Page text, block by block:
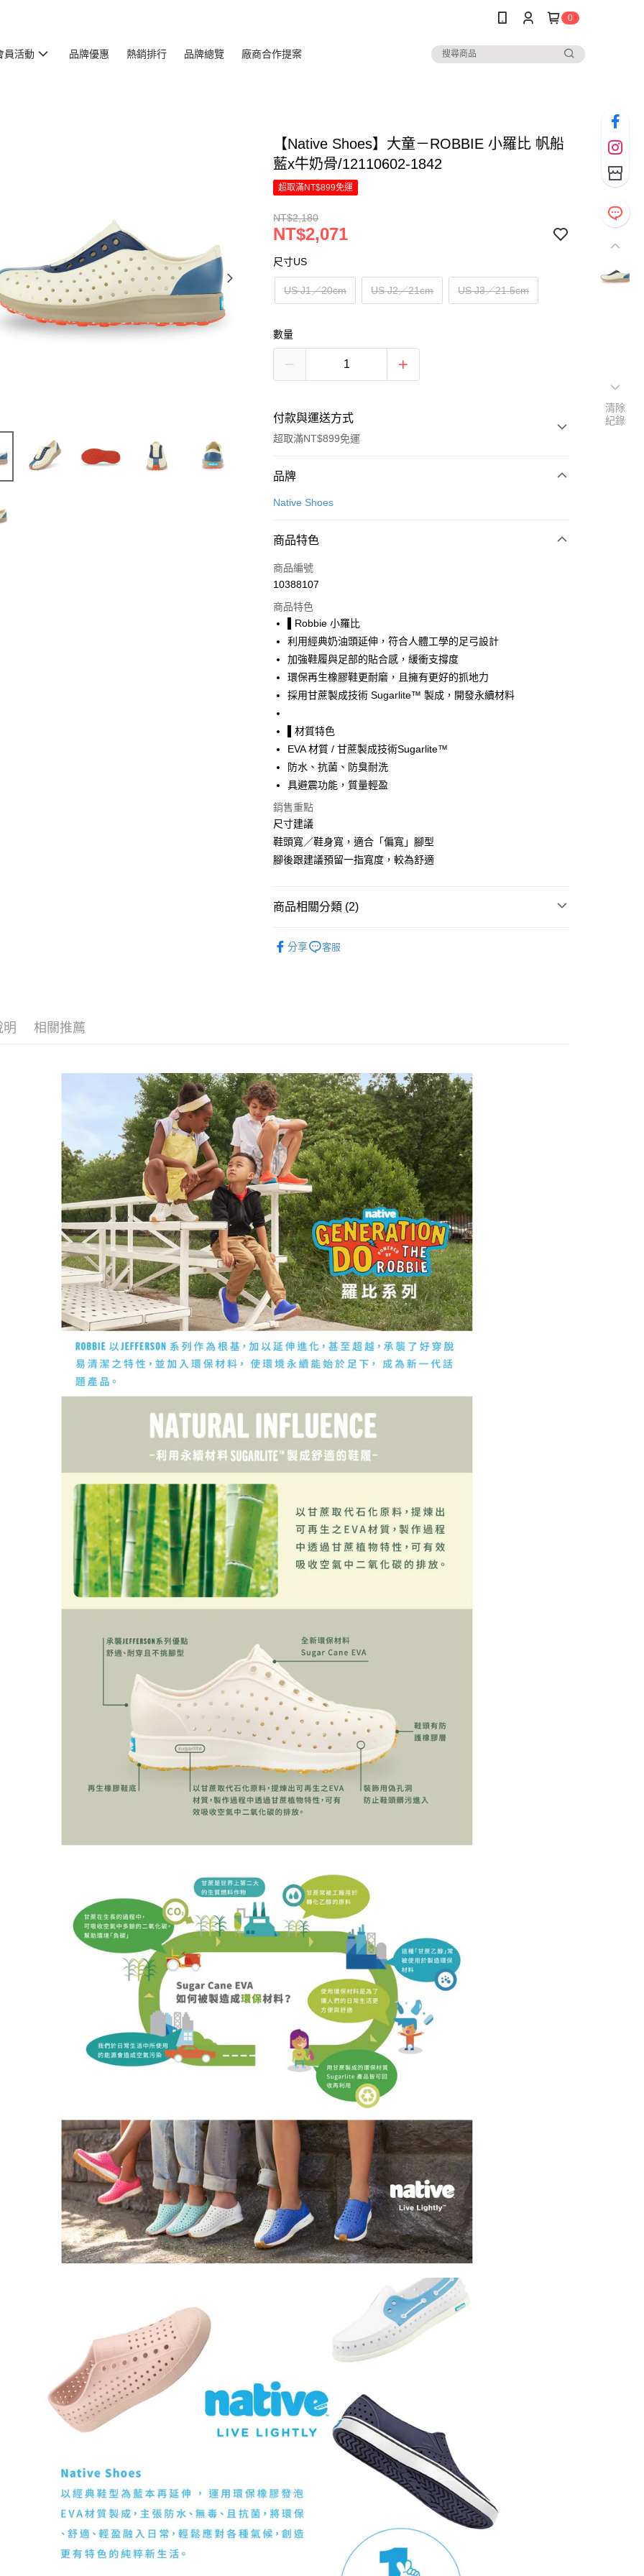
0
員活動 品牌優惠 熱銷排行 品牌總覽 廠商合作提案
【Native Shoes】大童－ROBBIE 小羅比 帆船
藍x牛奶骨/12110602-1842
超取滿NT$899免運
NT$2,180
NT$2,071
尺寸US
US J1／20cm US J2／21cm US J3／21.5cm
數量
付款與運送方式
超取滿NT$899免運
付款方式
信用卡一次付款
街口支付
悠遊付
Google Pay
全盈+PAY
大哥付你分期
1.本服務由台灣大哥大提供，台灣大哥大用戶可立即使用無須另外申請。
2.付款方式選擇「大哥付你分期」，訂單成立後會自動跳轉到大哥付的交易
流程，驗證手機門號後，選擇欲分期的期數、繳款截止日，確認付款後即
完成交易。
3.實際核准額度、可分期數及費用金額請依後續交易確認頁面所載為準。
消。如遇「轉專審核」未通過狀況，表示未達大哥付你分期系統評分，恕
無法說明評估內容。
【繳款方式說明】
1.分期款項不併入電信帳單，「大哥付你分期」於每月結算日後寄送繳費提
醒簡訊。
【注意事項】
用戶於交易時，得透過本服務購買商品或服務，並由商店將買賣／分期付
款買賣價金債權讓與本公司後，依約使用本公司帳單繳交帳款。
AFTEE先享後付
相關說明
【關於「AFTEE先享後付」】
AFTEE先享後付是「在收到商品之後才付款」的支付方式。 讓您購物簡單
便利好安心！
２．便利：只要手機號碼，簡訊認證，即可結帳。
３．安心：先確認商品／服務後，再付款。
１．於結帳方式選擇「AFTEE先享後付」後，將跳轉至「AFTEE先享後
３．收到繳費通知簡訊後14天內，點擊此簡訊中的連結，可透過四大超商
／ATM／網路銀行／等多元方式進行付款，方視為交易完成。
絡購買商品的店家。未經商家同意取消之訂單仍視為有效，需透過AFTEE
先享後付繳納相關費用。
２．關於個人資料處理事宜，請瀏覽以下網址：
https://aftee.tw/terms/#terms3
３．未成年的使用者請事先徵得法定代理人或監護人之同意方可使用
「AFTEE先享後付」，若未經同意申辦者引起之損失，本公司不負相關責
任。
４．使用「AFTEE先享後付」時，將依據個別帳號之用戶狀況，依本公司
即時審查核予不同之上限額度；若仍有額度不足之情形，本公司將視審查
結果請求用戶進行身份認證。
５．嚴禁一人註冊多個帳號或使用他人資訊註冊。若發現惡意使用之情
形，恩沛科技股份有限公司將有權停止該用戶之使用額度並採取法律行
動。
ATM付款
運送方式
付款後全家取貨
每筆NT$70，滿NT$899(含以上)免運費
每筆NT$70，滿NT$899(含以上)免運費
每筆NT$100，滿NT$1,000(含以上)免運費
品牌
Native Shoes
商品特色
商品編號
10388107
商品特色
▌Robbie 小羅比
利用經典奶油頭延伸，符合人體工學的足弓設計
加強鞋履與足部的貼合感，緩衝支撐度
環保再生橡膠鞋更耐磨，且擁有更好的抓地力
採用甘蔗製成技術 Sugarlite™ 製成，開發永續材料
▌材質特色
EVA 材質 / 甘蔗製成技術Sugarlite™
防水、抗菌、防臭耐洗
具避震功能，質量輕盈
銷售重點
尺寸建議
鞋頭寬／鞋身寬，適合「偏寬」腳型
腳後跟建議預留一指寬度，較為舒適
商品相關分類 (2)
分享 客服
明 相關推薦
清除
紀錄